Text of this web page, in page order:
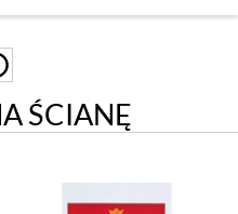
ŚCIANĘ